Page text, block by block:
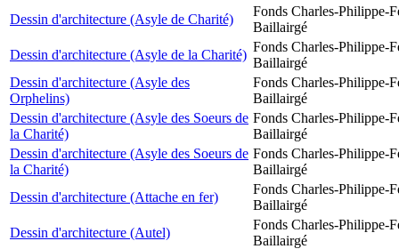
Dessin d'architecture (Asyle de Charité)
Fonds Charles-Philippe-
Baillairgé
Dessin d'architecture (Asyle de la Charité)
Fonds Charles-Philippe-
Baillairgé
Dessin d'architecture (Asyle des
Orphelins)
Fonds Charles-Philippe-
Baillairgé
Dessin d'architecture (Asyle des Soeurs de
la Charité)
Fonds Charles-Philippe-
Baillairgé
Dessin d'architecture (Asyle des Soeurs de
la Charité)
Fonds Charles-Philippe-
Baillairgé
Dessin d'architecture (Attache en fer)
Fonds Charles-Philippe-
Baillairgé
Dessin d'architecture (Autel)
Fonds Charles-Philippe-
Baillairgé